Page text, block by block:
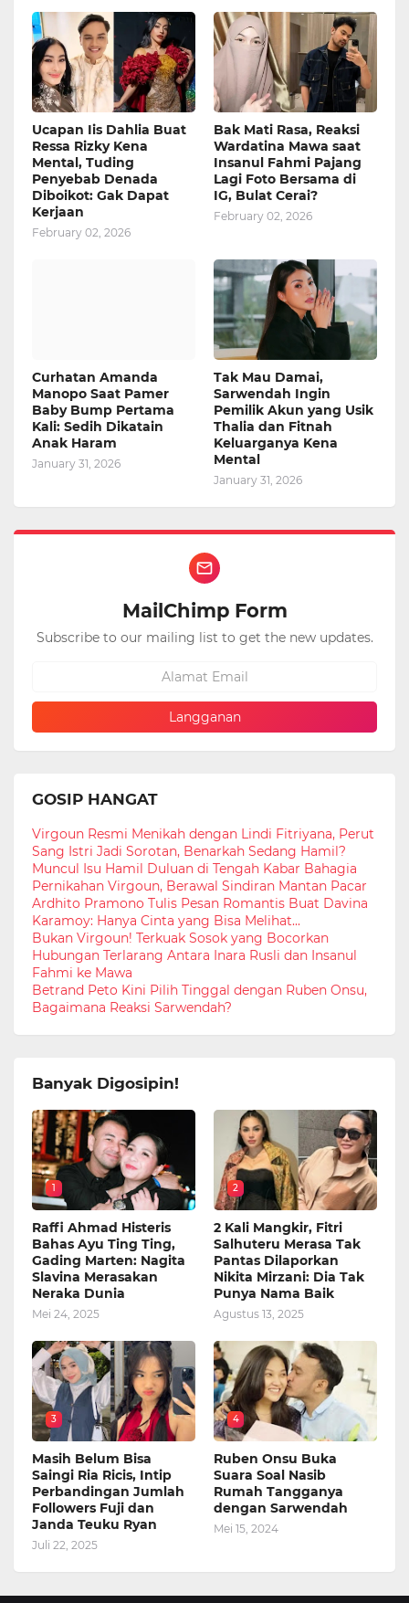
Ucapan Iis Dahlia Buat
Ressa Rizky Kena
Mental, Tuding
Penyebab Denada
Diboikot: Gak Dapat
Kerjaan
February 02, 2026
Bak Mati Rasa, Reaksi
Wardatina Mawa saat
Insanul Fahmi Pajang
Lagi Foto Bersama di
IG, Bulat Cerai?
February 02, 2026
Curhatan Amanda
Manopo Saat Pamer
Baby Bump Pertama
Kali: Sedih Dikatain
Anak Haram
January 31, 2026
Tak Mau Damai,
Sarwendah Ingin
Pemilik Akun yang Usik
Thalia dan Fitnah
Keluarganya Kena
Mental
January 31, 2026
MailChimp Form
Subscribe to our mailing list to get the new updates.
GOSIP HANGAT
Virgoun Resmi Menikah dengan Lindi Fitriyana, Perut
Sang Istri Jadi Sorotan, Benarkah Sedang Hamil?
Muncul Isu Hamil Duluan di Tengah Kabar Bahagia
Pernikahan Virgoun, Berawal Sindiran Mantan Pacar
Ardhito Pramono Tulis Pesan Romantis Buat Davina
Karamoy: Hanya Cinta yang Bisa Melihat...
Bukan Virgoun! Terkuak Sosok yang Bocorkan
Hubungan Terlarang Antara Inara Rusli dan Insanul
Fahmi ke Mawa
Betrand Peto Kini Pilih Tinggal dengan Ruben Onsu,
Bagaimana Reaksi Sarwendah?
Banyak Digosipin!
1
Raffi Ahmad Histeris
Bahas Ayu Ting Ting,
Gading Marten: Nagita
Slavina Merasakan
Neraka Dunia
Mei 24, 2025
2
2 Kali Mangkir, Fitri
Salhuteru Merasa Tak
Pantas Dilaporkan
Nikita Mirzani: Dia Tak
Punya Nama Baik
Agustus 13, 2025
3
Masih Belum Bisa
Saingi Ria Ricis, Intip
Perbandingan Jumlah
Followers Fuji dan
Janda Teuku Ryan
Juli 22, 2025
4
Ruben Onsu Buka
Suara Soal Nasib
Rumah Tangganya
dengan Sarwendah
Mei 15, 2024